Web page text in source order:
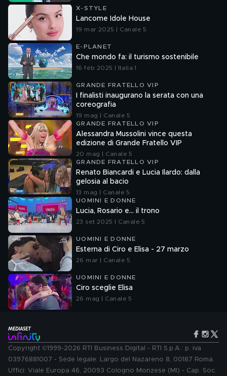
X-STYLE
Lancome Idole House
19 mar 2025 | Canale 5
E-PLANET
Che mondo fa: il turismo sostenibile
16 feb 2025 | Italia 1
GRANDE FRATELLO VIP
I finalisti inaugurano la serata con una
coreografia
19 mag | Canale 5
GRANDE FRATELLO VIP
Alessandra Mussolini vince questa
edizione di Grande Fratello VIP
20 mag | Canale 5
GRANDE FRATELLO VIP
Renato Biancardi e Lucia Ilardo: dalla
gelosia al bacio
13 mag | Canale 5
UOMINI E DONNE
Lucia, Rosario e... il trono
23 set 2025 | Canale 5
UOMINI E DONNE
Esterna di Ciro e Elisa - 27 marzo
26 mar | Canale 5
UOMINI E DONNE
Ciro sceglie Elisa
26 mag | Canale 5
Copyright ©1999-2026 RTI Business Digital - RTI S.p.A.: p. iva
03976881007 - Sede legale: Largo del Nazareno 8, 00187 Roma.
Uffici: Viale Europa 46, 20093 Cologno Monzese (MI) - Cap. Soc.